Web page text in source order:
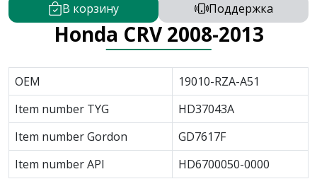
В корзину Поддержка
Honda CRV 2008-2013
OEM
19010-RZA-A51
Item number TYG
HD37043A
Item number Gordon
GD7617F
Item number API
HD6700050-0000